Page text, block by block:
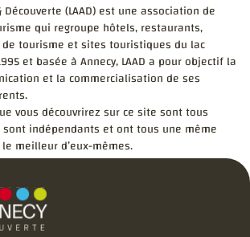
Découverte (LAAD) est une association de
qui regroupe hôtels, restaurants,
tourisme et sites touristiques du lac
et basée à Annecy, LAAD a pour objectif la
et la commercialisation de ses
vous découvrirez sur ce site sont tous
sont indépendants et ont tous une même
meilleur d’eux-mêmes.